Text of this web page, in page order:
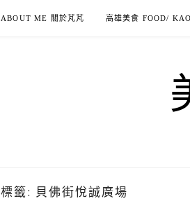
ABOUT ME 關於芃芃 高雄美食 FOOD/
標籤: 貝佛街悅誠廣場